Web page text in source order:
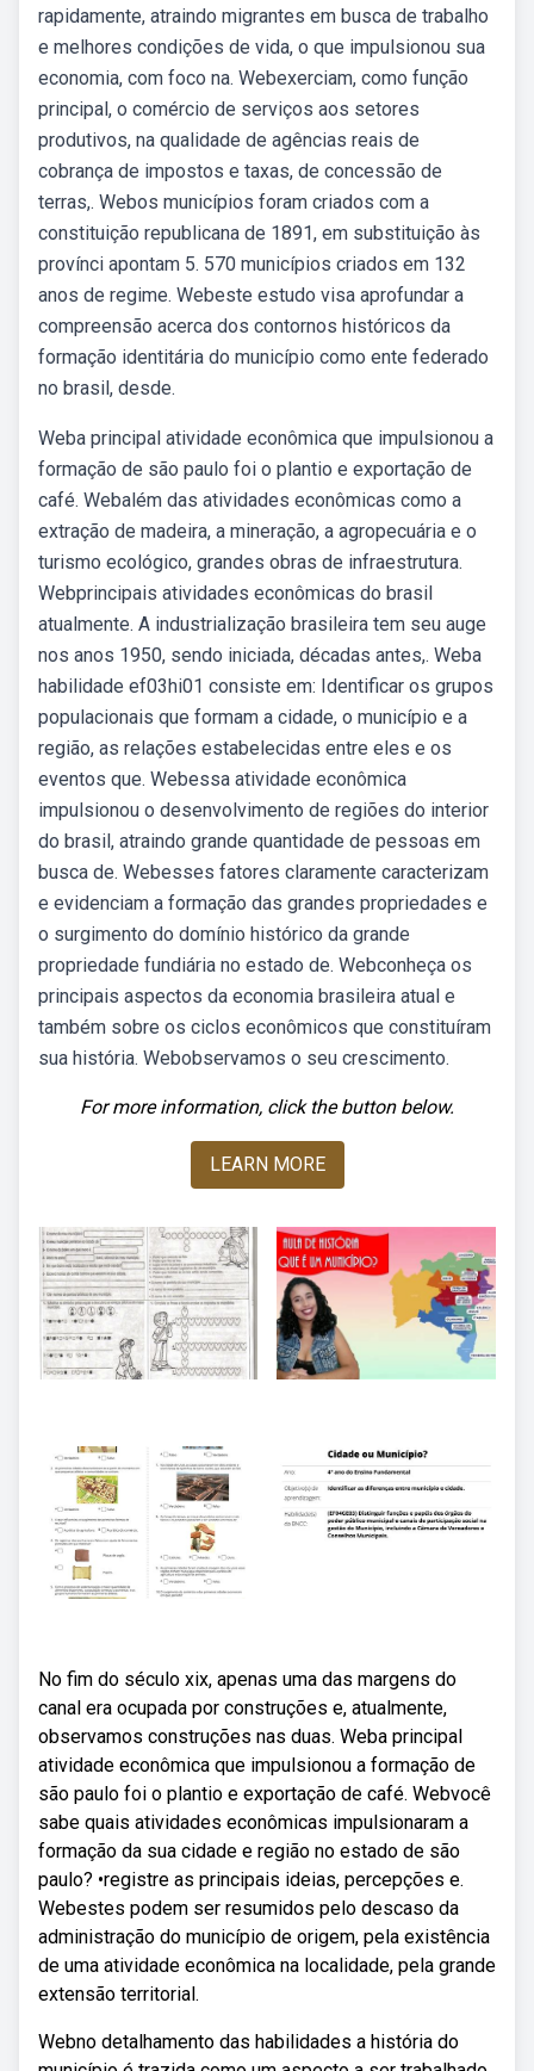
rapidamente, atraindo migrantes em busca de trabalho
e melhores condições de vida, o que impulsionou sua
economia, com foco na. Webexerciam, como função
principal, o comércio de serviços aos setores
produtivos, na qualidade de agências reais de
cobrança de impostos e taxas, de concessão de
terras,. Webos municípios foram criados com a
constituição republicana de 1891, em substituição às
provínci apontam 5. 570 municípios criados em 132
anos de regime. Webeste estudo visa aprofundar a
compreensão acerca dos contornos históricos da
formação identitária do município como ente federado
no brasil, desde.
Weba principal atividade econômica que impulsionou a
formação de são paulo foi o plantio e exportação de
café. Webalém das atividades econômicas como a
extração de madeira, a mineração, a agropecuária e o
turismo ecológico, grandes obras de infraestrutura.
Webprincipais atividades econômicas do brasil
atualmente. A industrialização brasileira tem seu auge
nos anos 1950, sendo iniciada, décadas antes,. Weba
habilidade ef03hi01 consiste em: Identificar os grupos
populacionais que formam a cidade, o município e a
região, as relações estabelecidas entre eles e os
eventos que. Webessa atividade econômica
impulsionou o desenvolvimento de regiões do interior
do brasil, atraindo grande quantidade de pessoas em
busca de. Webesses fatores claramente caracterizam
e evidenciam a formação das grandes propriedades e
o surgimento do domínio histórico da grande
propriedade fundiária no estado de. Webconheça os
principais aspectos da economia brasileira atual e
também sobre os ciclos econômicos que constituíram
sua história. Webobservamos o seu crescimento.
For more information, click the button below.
LEARN MORE
No fim do século xix, apenas uma das margens do
canal era ocupada por construções e, atualmente,
observamos construções nas duas. Weba principal
atividade econômica que impulsionou a formação de
são paulo foi o plantio e exportação de café. Webvocê
sabe quais atividades econômicas impulsionaram a
formação da sua cidade e região no estado de são
paulo? •registre as principais ideias, percepções e.
Webestes podem ser resumidos pelo descaso da
administração do município de origem, pela existência
de uma atividade econômica na localidade, pela grande
extensão territorial.
Webno detalhamento das habilidades a história do